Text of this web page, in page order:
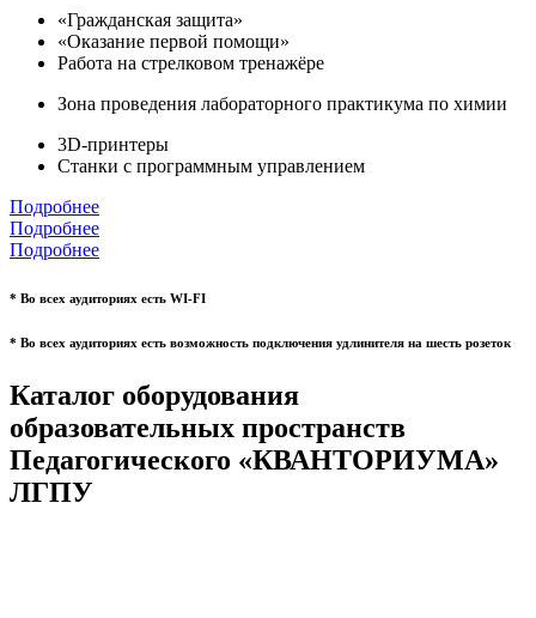
«Гражданская защита»
«Оказание первой помощи»
Работа на стрелковом тренажёре
Зона проведения лабораторного практикума по химии
3D-принтеры
Станки с программным управлением
Подробнее
Подробнее
Подробнее
* Во всех аудиториях есть WI-FI
* Во всех аудиториях есть возможность подключения удлинителя на шесть розеток
Каталог оборудования
образовательных пространств
Педагогического «КВАНТОРИУМА»
ЛГПУ